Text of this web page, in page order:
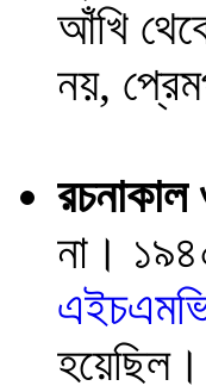
আঁখি
নয়,
না।